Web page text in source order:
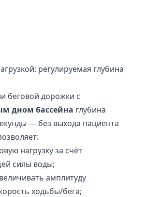
регулируемая глубина
беговой дорожки с
дном бассейна глубина
— без выхода пациента
нагрузку за счёт
силы воды;
амплитуду
ходьбы/бега;